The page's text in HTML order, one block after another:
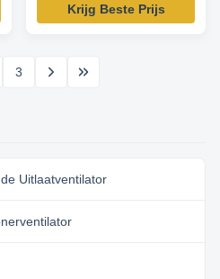
200-240 Ps:all dimension can
be customized according to
high quality rolling bearing. 2.
Krijg Beste Prijs
3
Uitlaatventilator